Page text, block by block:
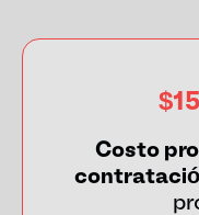
Costo